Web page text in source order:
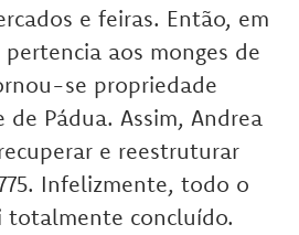
e feiras. Então, em
pertencia aos monges de
se propriedade
Pádua. Assim, Andrea
e reestruturar
Infelizmente, todo o
concluído.